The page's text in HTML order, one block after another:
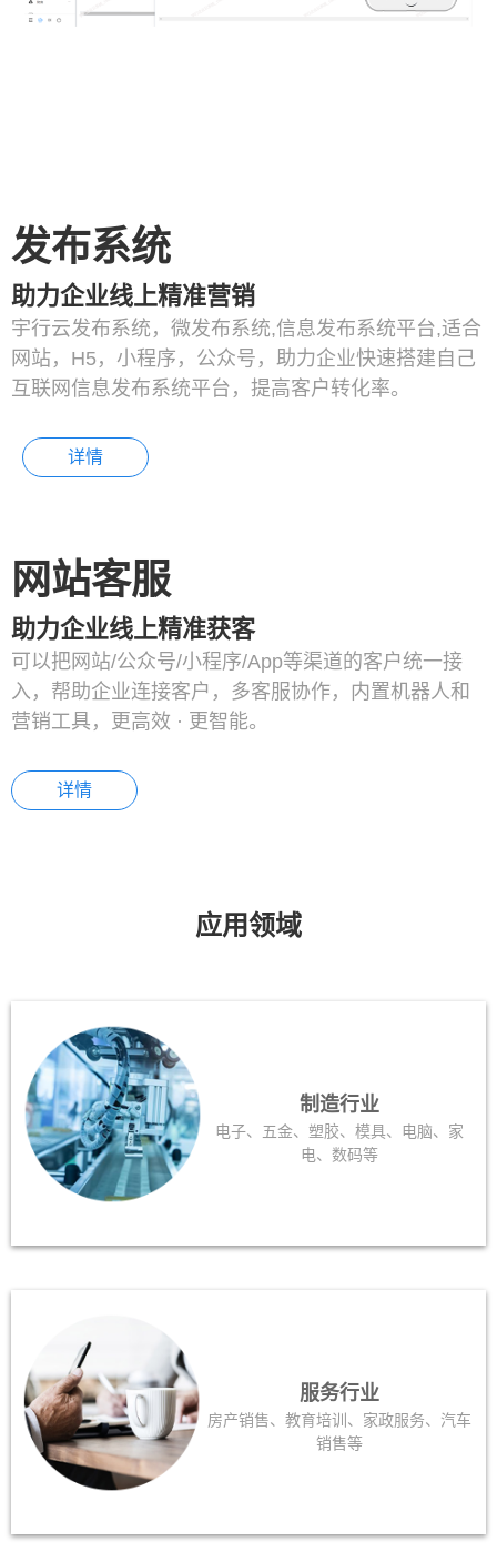
发布系统
助力企业线上精准营销
宇行云发布系统，微发布系统,信息发布系统平台,适合
网站，H5，小程序，公众号，助力企业快速搭建自己
互联网信息发布系统平台，提高客户转化率。
详情
网站客服
助力企业线上精准获客
可以把网站/公众号/小程序/App等渠道的客户统一接
入，帮助企业连接客户，多客服协作，内置机器人和
营销工具，更高效 · 更智能。
详情
应用领域
制造行业
电子、五金、塑胶、模具、电脑、家
电、数码等
服务行业
房产销售、教育培训、家政服务、汽车
销售等